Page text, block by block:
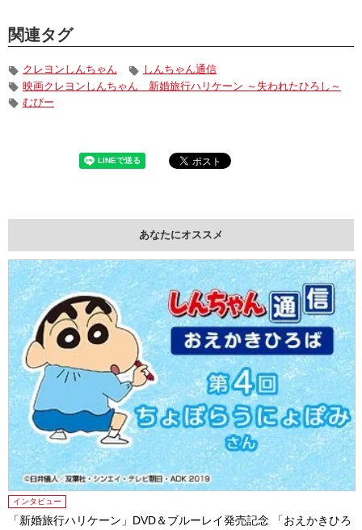
関連タグ
クレヨンしんちゃん
しんちゃん通信
映画クレヨンしんちゃん 新婚旅行ハリケーン ～失われたひろし～
むぴー
あなたにオススメ
インタビュー
「新婚旅行ハリケーン」DVD＆ブルーレイ発売記念 「おえかきひろ